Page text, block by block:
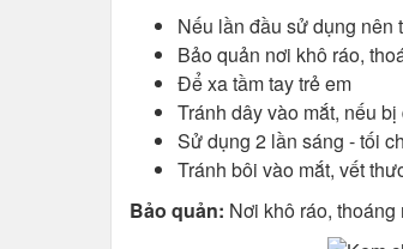
Nếu lần đầu sử dụng nên
Bảo quản nơi khô ráo,
Để xa tầm tay trẻ em
Tránh dây vào mắt, nếu
Sử dụng 2 lần sáng - tối
Tránh bôi vào mắt, vết
Bảo quản: Nơi khô ráo,